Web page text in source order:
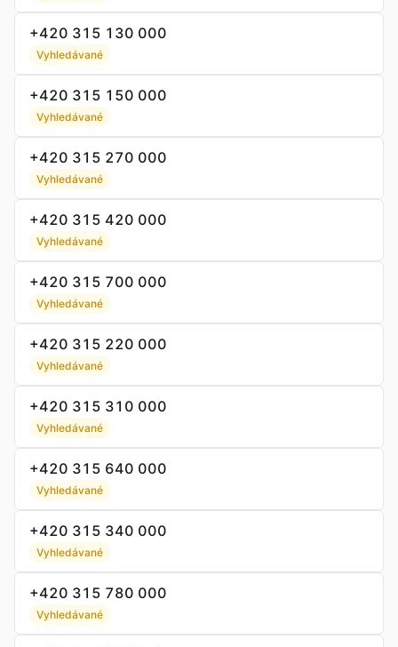
+420 315 130 000
Vyhledávané
+420 315 150 000
Vyhledávané
+420 315 270 000
Vyhledávané
+420 315 420 000
Vyhledávané
+420 315 700 000
Vyhledávané
+420 315 220 000
Vyhledávané
+420 315 310 000
Vyhledávané
+420 315 640 000
Vyhledávané
+420 315 340 000
Vyhledávané
+420 315 780 000
Vyhledávané